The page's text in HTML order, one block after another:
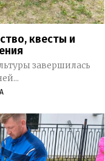
квесты и
завершилась